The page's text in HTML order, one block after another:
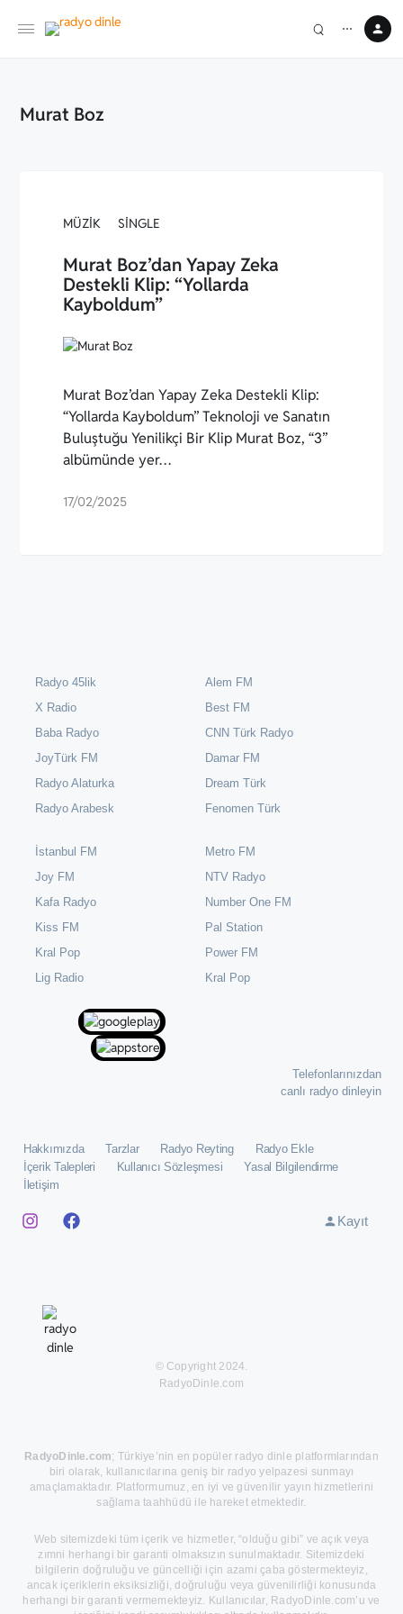
⋯
Murat Boz
MÜZIK SINGLE
Murat Boz’dan Yapay Zeka
Destekli Klip: “Yollarda
Kayboldum”
Murat Boz’dan Yapay Zeka Destekli Klip:
“Yollarda Kayboldum” Teknoloji ve Sanatın
Buluştuğu Yenilikçi Bir Klip Murat Boz, “3”
albümünde yer…
17/02/2025
Radyo 45lik
X Radio
Baba Radyo
JoyTürk FM
Radyo Alaturka
Radyo Arabesk
Alem FM
Best FM
CNN Türk Radyo
Damar FM
Dream Türk
Fenomen Türk
İstanbul FM
Joy FM
Kafa Radyo
Kiss FM
Kral Pop
⁠Lig Radio
Metro FM
NTV Radyo
Number One FM
Pal Station
Power FM
Kral Pop
Telefonlarınızdan
canlı radyo dinleyin
Hakkımızda Tarzlar Radyo Reyting
Radyo Ekle
İçerik Talepleri
Kullanıcı Sözleşmesi
Yasal Bilgilendirme
İletişim
Kayıt
© Copyright 2024.
RadyoDinle.com
RadyoDinle.com; Türkiye’nin en popüler radyo dinle platformlarından
biri olarak, kullanıcılarına geniş bir radyo yelpazesi sunmayı
amaçlamaktadır. Platformumuz, en iyi ve güvenilir yayın hizmetlerini
sağlama taahhüdü ile hareket etmektedir.
Web sitemizdeki tüm içerik ve hizmetler, “olduğu gibi” ve açık veya
zımni herhangi bir garanti olmaksızın sunulmaktadır. Sitemizdeki
bilgilerin doğruluğu ve güncelliği için azami çaba göstermekteyiz,
ancak içeriklerin eksiksizliği, doğruluğu veya güvenilirliği konusunda
herhangi bir garanti vermemekteyiz. Kullanıcılar, RadyoDinle.com’u ve